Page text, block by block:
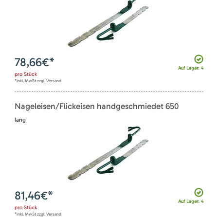
Auf Lager: 4
78,66€*
pro Stück
*inkl. MwSt zzgl. Versand
Nageleisen/Flickeisen handgeschmiedet 650
lang
Auf Lager: 4
81,46€*
pro Stück
*inkl. MwSt zzgl. Versand